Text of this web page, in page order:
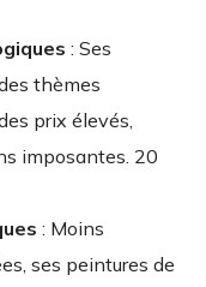
: Ses
thèmes
prix élevés,
imposantes. 20
: Moins
ses peintures de